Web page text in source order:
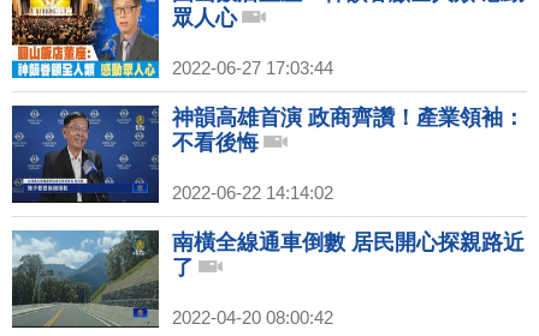
眾人心
2022-06-27 17:03:44
神韻高雄首演 政商齊讚！產業領袖：
不看後悔
2022-06-22 14:14:02
南橫全線通車倒數 居民開心探親路近
了
2022-04-20 08:00:42